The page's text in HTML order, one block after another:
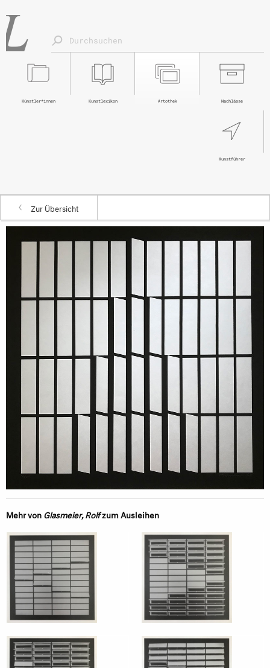
Nachlässe
Artothek
Kunstlexikon
Künstler*innen
Kunstführer
Zur Übersicht
Mehr vonGlasmeier, Rolfzum Ausleihen